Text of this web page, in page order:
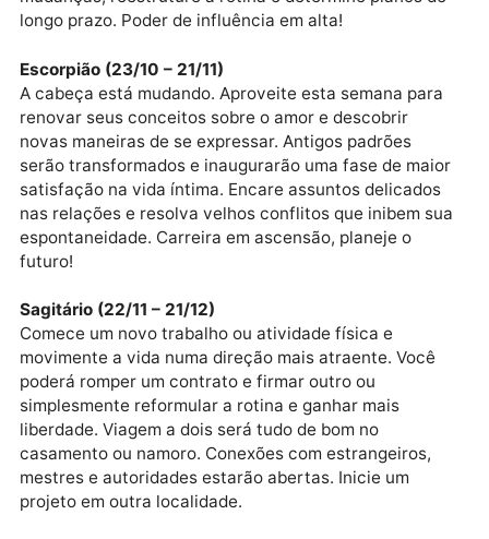
humor. Aproveite também para praticar uma nova
Libra (23/09 – 22/10)
Amplie conexões de trabalho e fortaleça sua rede. A
semana trará investimentos no seu
na saúde. Aproveite para se inscrever num curso, ou
processo seletivo e se preparar para um passo maior
na carreira. Amizades serão motivadoras. Concretize
mudanças, reestruture a rotina e determine planos
Escorpião (23/10 – 21/11)
A cabeça está mudando. Aproveite esta semana
renovar seus conceitos sobre o amor e descobrir
novas maneiras de se expressar. Antigos padrões
serão transformados e inaugurarão uma fase de
satisfação na vida íntima. Encare assuntos delicados
nas relações e resolva velhos conflitos que inibem